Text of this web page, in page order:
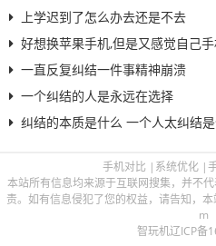
上学迟到了怎么办去还是不去
好想换苹果手机,但是又感觉自己
一直反复纠结一件事精神崩溃
一个纠结的人是永远在选择
纠结的本质是什么 一个人太纠结
手机对比 | 系统优化 |
本站所有信息均来源于互联网搜集，并不
责。如有信息侵犯了您的权益，请告知，
m
智玩机辽ICP备